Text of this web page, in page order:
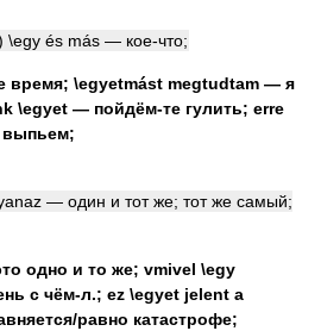
\egy és más — кое-что;
время; \egyetmást megtudtam — я
\egyet — пойдём-те гулить; erre
выпьем;
— один и тот же; тот же самый;
одно и то же; vmivel \egy
с чём-л.; ez \egyet jelent a
равно катастрофе;